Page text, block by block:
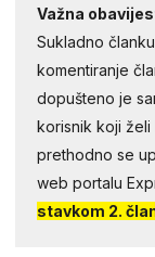
Važna
Sukladno
komentiranje
dopušteno je
korisnik koji
prethodno se
web portalu
stavkom 2.